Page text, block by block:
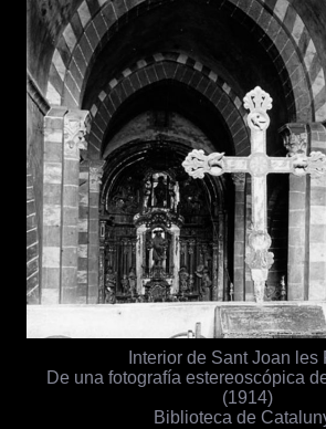
Interior de Sant Joan les
De una fotografía estereoscópica
(1914)
Biblioteca de